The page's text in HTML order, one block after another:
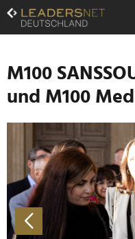
Zum
Inhalt
Zur
Navigation
Zur
Hauptnavigation
M100
und M100